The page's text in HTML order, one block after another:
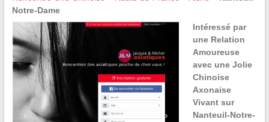
Notre-Dame
Intéressé par
une Relation
Amoureuse
avec une Jolie
Chinoise
Axonaise
Vivant sur
Nanteuil-Notre-